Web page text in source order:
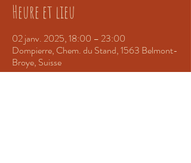
Heure et lieu
02 janv. 2025, 18:00 – 23:00
Dompierre, Chem. du Stand, 1563 Belmont-
Broye, Suisse